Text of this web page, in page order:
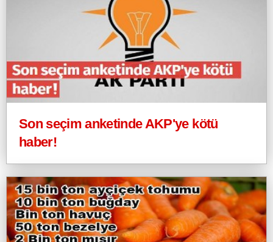
Son seçim anketinde AKP'ye kötü
haber!